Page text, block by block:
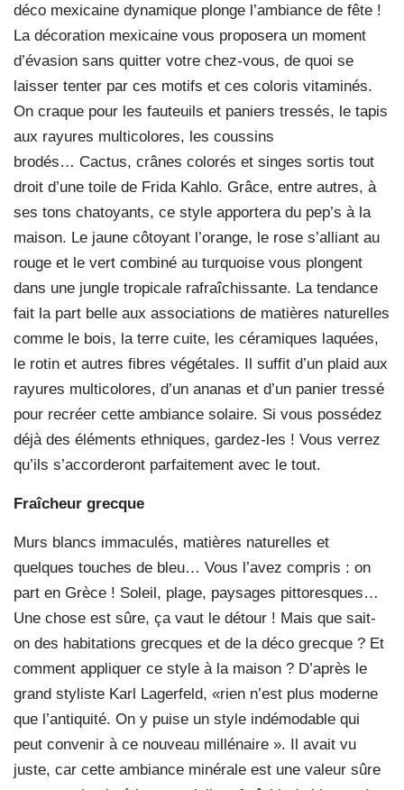
déco mexicaine dynamique plonge l’ambiance de fête !
La décoration mexicaine vous proposera un moment
d’évasion sans quitter votre chez-vous, de quoi se
laisser tenter par ces motifs et ces coloris vitaminés.
On craque pour les fauteuils et paniers tressés, le tapis
aux rayures multicolores, les coussins
brodés… Cactus, crânes colorés et singes sortis tout
droit d’une toile de Frida Kahlo. Grâce, entre autres, à
ses tons chatoyants, ce style apportera du pep’s à la
maison. Le jaune côtoyant l’orange, le rose s’alliant au
rouge et le vert combiné au turquoise vous plongent
dans une jungle tropicale rafraîchissante. La tendance
fait la part belle aux associations de matières naturelles
comme le bois, la terre cuite, les céramiques laquées,
le rotin et autres fibres végétales. Il suffit d’un plaid aux
rayures multicolores, d’un ananas et d’un panier tressé
pour recréer cette ambiance solaire. Si vous possédez
déjà des éléments ethniques, gardez-les ! Vous verrez
qu’ils s’accorderont parfaitement avec le tout.
Fraîcheur grecque
Murs blancs immaculés, matières naturelles et
quelques touches de bleu… Vous l’avez compris : on
part en Grèce ! Soleil, plage, paysages pittoresques…
Une chose est sûre, ça vaut le détour ! Mais que sait-
on des habitations grecques et de la déco grecque ? Et
comment appliquer ce style à la maison ? D’après le
grand styliste Karl Lagerfeld, «rien n’est plus moderne
que l’antiquité. On y puise un style indémodable qui
peut convenir à ce nouveau millénaire ». Il avait vu
juste, car cette ambiance minérale est une valeur sûre